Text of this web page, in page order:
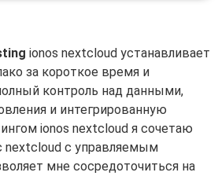
ionos nextcloud устанавливает
за короткое время и
контроль над данными,
и интегрированную
ionos nextcloud я сочетаю
nextcloud с управляемым
мне сосредоточиться на